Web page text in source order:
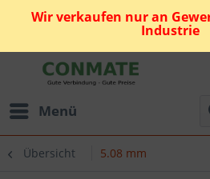
Wir verkaufen nur an
Industrie
Menü
Übersicht 5.08 mm